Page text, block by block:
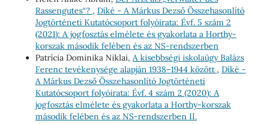
Rassengutes“? , Díké - A Márkus Dezső Összehasonlító
Jogtörténeti Kutatócsoport folyóirata: Évf. 5 szám 2
(2021): A jogfosztás elmélete és gyakorlata a Horthy-
korszak második felében és az NS-rendszerben
Patrícia Dominika Niklai, A kisebbségi iskolaügy Balázs
Ferenc tevékenysége alapján 1938–1944 között , Díké -
A Márkus Dezső Összehasonlító Jogtörténeti
Kutatócsoport folyóirata: Évf. 4 szám 2 (2020): A
jogfosztás elmélete és gyakorlata a Horthy-korszak
második felében és az NS-rendszerben II.